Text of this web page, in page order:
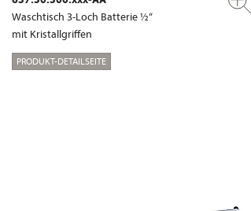
Waschtisch 3-Loch Batterie ½“
mit Kristallgriffen
PRODUKT-DETAILSEITE